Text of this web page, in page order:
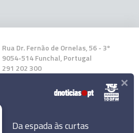
Rua Dr. Fernão de Ornelas, 56 - 3º
9054-514 Funchal, Portugal
291 202 300
Instale a nossa App
Da espada às curtas
×